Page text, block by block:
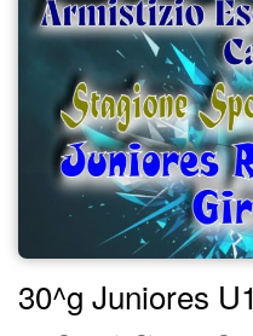
30^g Juniores